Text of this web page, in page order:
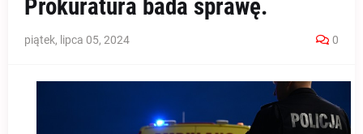
Prokuratura bada sprawę.
piątek, lipca 05, 2024 0